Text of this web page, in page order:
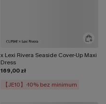
x Lexi Rivera Seaside Cover-Up Maxi
Dress
169,00 zł
【JE10】-10% bez minimum